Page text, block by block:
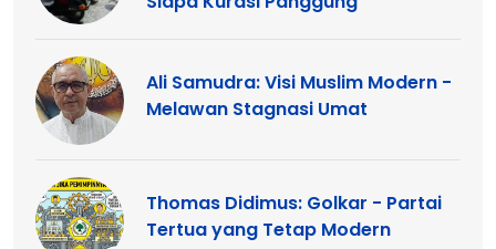
Ali Samudra: Visi Muslim Modern -
Melawan Stagnasi Umat
Thomas Didimus: Golkar - Partai
Tertua yang Tetap Modern